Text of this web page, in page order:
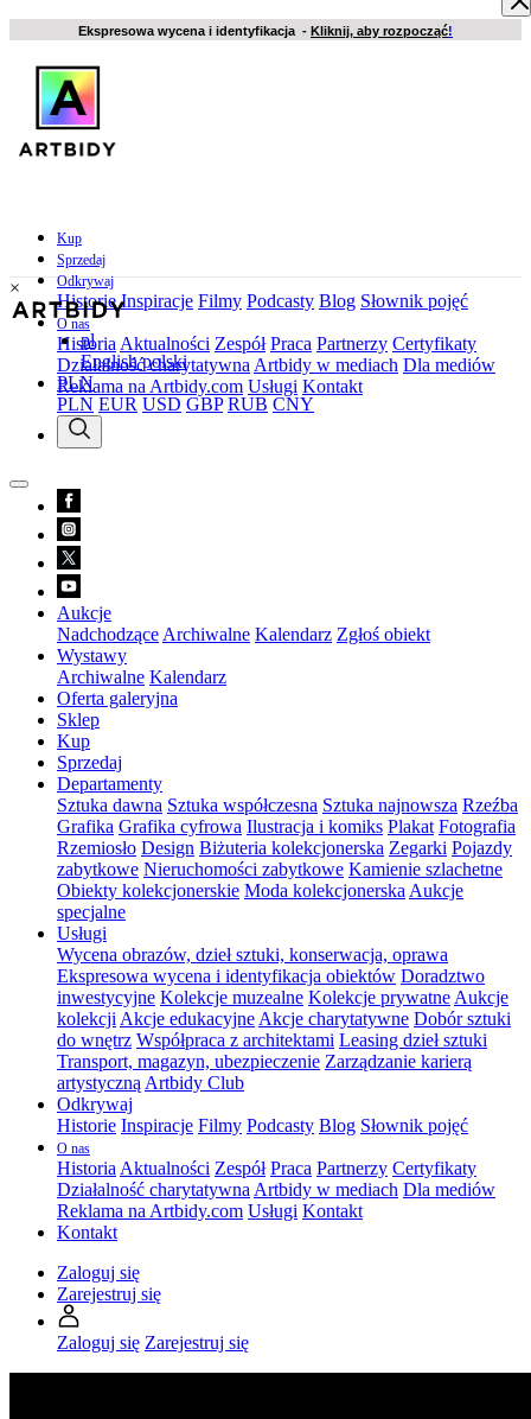
Ekspresowa wycena i identyfikacja - Kliknij, aby rozpocząć!
Kup
Sprzedaj
Odkrywaj
Historie Inspiracje Filmy Podcasty Blog Słownik pojęć
O nas
Historia Aktualności Zespół Praca Partnerzy Certyfikaty
Działalność charytatywna Artbidy w mediach Dla mediów
Reklama na Artbidy.com Usługi Kontakt
×
pl
Englishpolski
PLN
PLN EUR USD GBP RUB CNY
Aukcje
Nadchodzące Archiwalne Kalendarz Zgłoś obiekt
Wystawy
Archiwalne Kalendarz
Oferta galeryjna
Sklep
Kup
Sprzedaj
Departamenty
Sztuka dawna Sztuka współczesna Sztuka najnowsza Rzeźba
Grafika Grafika cyfrowa Ilustracja i komiks Plakat Fotografia
Rzemiosło Design Biżuteria kolekcjonerska Zegarki Pojazdy
zabytkowe Nieruchomości zabytkowe Kamienie szlachetne
Obiekty kolekcjonerskie Moda kolekcjonerska Aukcje
specjalne
Usługi
Wycena obrazów, dzieł sztuki, konserwacja, oprawa
Ekspresowa wycena i identyfikacja obiektów Doradztwo
inwestycyjne Kolekcje muzealne Kolekcje prywatne Aukcje
kolekcji Akcje edukacyjne Akcje charytatywne Dobór sztuki
do wnętrz Współpraca z architektami Leasing dzieł sztuki
Transport, magazyn, ubezpieczenie Zarządzanie karierą
artystyczną Artbidy Club
Odkrywaj
Historie Inspiracje Filmy Podcasty Blog Słownik pojęć
O nas
Historia Aktualności Zespół Praca Partnerzy Certyfikaty
Działalność charytatywna Artbidy w mediach Dla mediów
Reklama na Artbidy.com Usługi Kontakt
Kontakt
Zaloguj się
Zarejestruj się
Zaloguj się Zarejestruj się